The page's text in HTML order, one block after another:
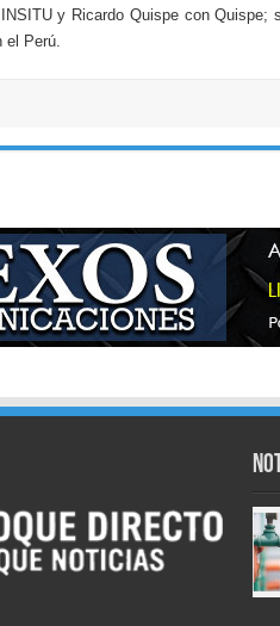
y Ricardo Quispe con
el Perú.